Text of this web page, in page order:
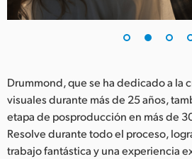
Drummond, que se ha dedicado a la
visuales durante más de 25 años,
etapa de posproducción en más de
Resolve durante todo el proceso,
trabajo fantástica y una experiencia